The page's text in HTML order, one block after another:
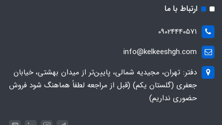
ارتباط با ما
09024440571
info@kelkeeshgh.com
دفتر: تهران، مجیدیه شمالی، پایین‌تر از میدان بهشتی، خیابان
جعفری (گلستان یکم) (قبل از مراجعه لطفاً هماهنگ شود فروش
حضوری نداریم)